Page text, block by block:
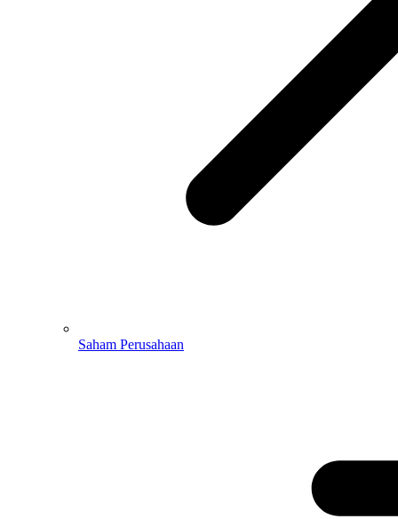
Saham Perusahaan